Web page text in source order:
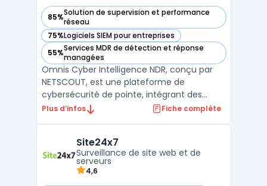
85%Solution de supervision et performance
réseau
— voir Omnis Cyber Intelligence NDR dans cette catégorie
75%Logiciels SIEM pour entreprises
— voir Omnis Cyber Intelligence NDR dans cette catégorie
55%Services MDR de détection et réponse
managées
— voir Omnis Cyber Intelligence NDR dans cette catégorie
Omnis Cyber Intelligence NDR, conçu par
NETSCOUT, est une plateforme de
cybersécurité de pointe, intégrant des
algorithmes d'apprentissage automatique
solution robuste offre une visibilité
complète au niveau des paquets, e ...
Plus d’infos Fiche complète
Site24x7
Surveillance de site web et de
serveurs
4,6